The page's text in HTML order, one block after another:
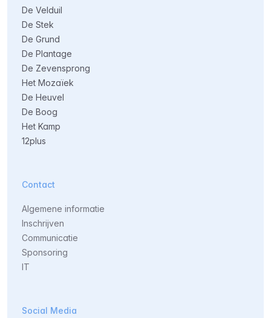
De Velduil
De Stek
De Grund
De Plantage
De Zevensprong
Het Mozaïek
De Heuvel
De Boog
Het Kamp
12plus
Contact
Algemene informatie
Inschrijven
Communicatie
Sponsoring
IT
Social Media